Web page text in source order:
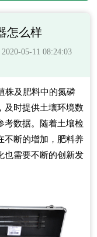
怎么样
05-11 08:24:03
株及肥料中的氮磷
及时提供土壤环境数
考数据。随着土壤检
不断的增加，肥料养
也需要不断的创新发